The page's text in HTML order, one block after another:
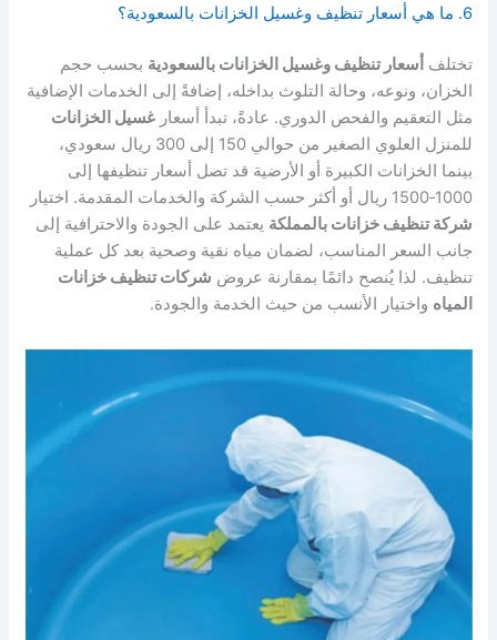
6. ما هي أسعار تنظيف وغسيل الخزانات بالسعودية؟
تختلف أسعار تنظيف وغسيل الخزانات بالسعودية بحسب حجم
الخزان، ونوعه، وحالة التلوث بداخله، إضافةً إلى الخدمات الإضافية
مثل التعقيم والفحص الدوري. عادةً، تبدأ أسعارغسيل الخزانات
للمنزل العلوي الصغير من حوالي 150 إلى 300 ريال سعودي،
بينما الخزانات الكبيرة أو الأرضية قد تصل أسعار تنظيفها إلى
1000‑1500 ريال أو أكثر حسب الشركة والخدمات المقدمة. اختيار
شركة تنظيف خزانات بالمملكة يعتمد على الجودة والاحترافية إلى
جانب السعر المناسب، لضمان مياه نقية وصحية بعد كل عملية
تنظيف. لذا يُنصح دائمًا بمقارنة عروض شركات تنظيف خزانات
المياه واختيار الأنسب من حيث الخدمة والجودة.